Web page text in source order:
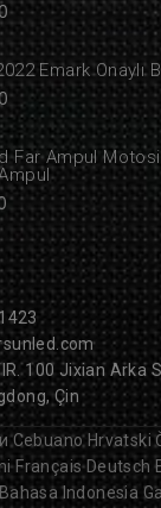
Emark Onaylı
Far Ampul
100 Jixian Arka
Çin
Cebuano Hrvatski
Français Deutsch
Bahasa Indonesia